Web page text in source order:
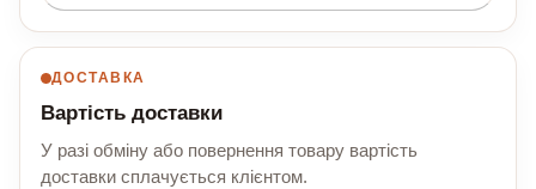
ДОСТАВКА
Вартість доставки
У разі обміну або повернення товару вартість
доставки сплачується клієнтом.